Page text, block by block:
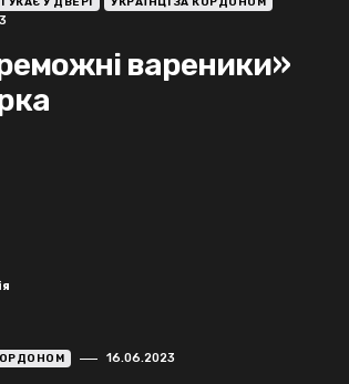
У ДВЕРІ УКРАЇНЦІ ЗА КОРДОНОМ
вареники»
16.06.2023